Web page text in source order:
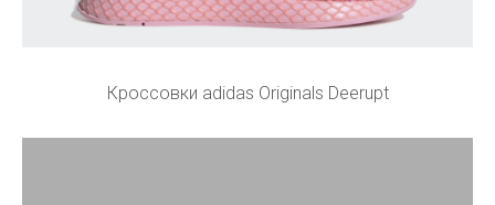
Кроссовки adidas Originals Deerupt